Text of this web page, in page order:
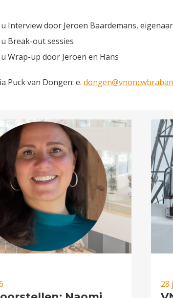
u Interview door Jeroen Baardemans,
u Break-out sessies
u Wrap-up door Jeroen en Hans
Puck van Dongen: e.
28